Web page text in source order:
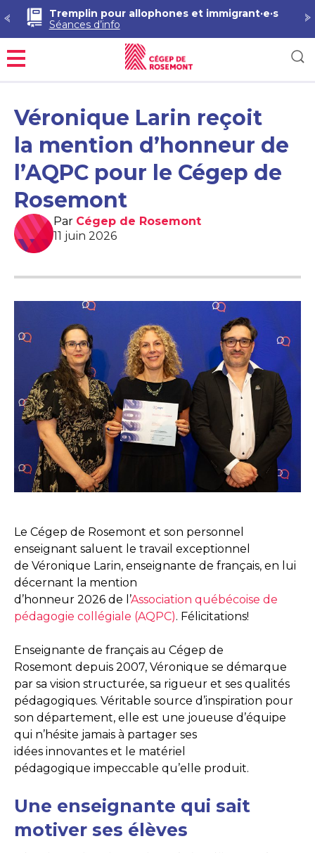
Tremplin pour allophones et immigrant·e·s
Séances d’info
Menu
Véronique Larin reçoit
la mention d’honneur de
l’AQPC pour le Cégep de
Rosemont
Par Cégep de Rosemont
11 juin 2026
Le Cégep de Rosemont et son personnel
enseignant saluent le travail exceptionnel
de Véronique Larin, enseignante de français, en lui
décernant la mention
d’honneur 2026 de l’Association québécoise de
pédagogie collégiale (AQPC). Félicitations!
Enseignante de français au Cégep de
Rosemont depuis 2007, Véronique se démarque
par sa vision structurée, sa rigueur et ses qualités
pédagogiques. Véritable source d’inspiration pour
son département, elle est une joueuse d’équipe
qui n’hésite jamais à partager ses
idées innovantes et le matériel
pédagogique impeccable qu’elle produit.
Une enseignante qui sait
motiver ses élèves